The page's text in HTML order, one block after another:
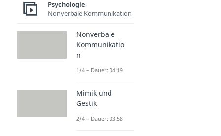
Psychologie
Nonverbale Kommunikation
Nonverbale
Kommunikatio
n
1/4 – Dauer: 04:19
Mimik und
Gestik
2/4 – Dauer: 03:58